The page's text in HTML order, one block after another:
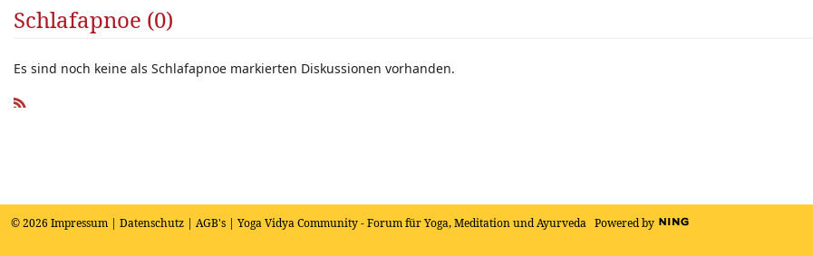
Schlafapnoe (0)
Es sind noch keine als Schlafapnoe markierten Diskussionen vorhanden.
© 2026 Impressum | Datenschutz | AGB's | Yoga Vidya Community - Forum für Yoga, Meditation und Ayurveda Powered by